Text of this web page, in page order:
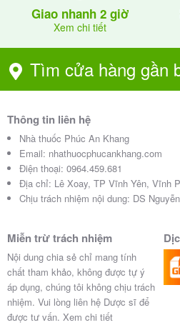
Giao nhanh 2 giờ
Xem chi tiết
Tìm cửa hàng gần
Thông tin liên hệ
Nhà thuốc Phúc An Khang
Email: nhathuocphucankhang.com
Điện thoại: 0964.459.681
Địa chỉ: Lê Xoay, TP Vĩnh Yên, Vĩnh
Chịu trách nhiệm nội dung: DS
Miễn trừ trách nhiệm
Nội dung chia sẻ chỉ mang tính
chất tham khảo, không được tự ý
áp dụng, chúng tôi không chịu trách
nhiệm. Vui lòng liên hệ Dược sĩ để
được tư vấn. Xem chi tiết